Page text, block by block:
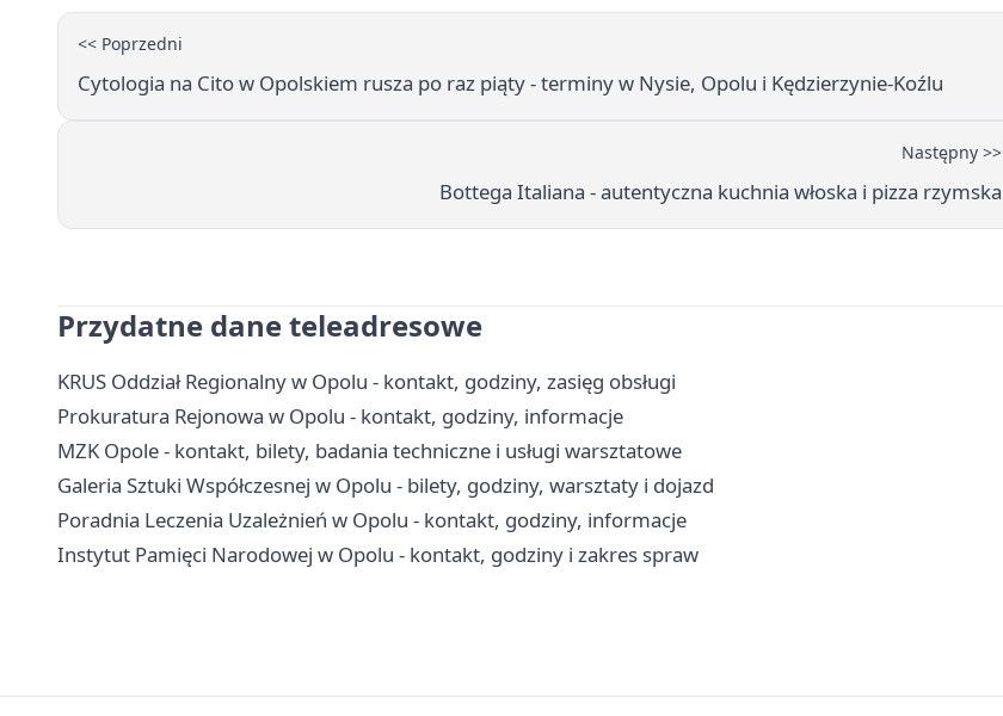
<< Poprzedni
Cytologia na Cito w Opolskiem rusza po raz piąty - terminy w Nysie, Opolu i Kędzierzynie-Koźlu
Następny >>
Bottega Italiana - autentyczna kuchnia włoska i pizza rzymska
Przydatne dane teleadresowe
KRUS Oddział Regionalny w Opolu - kontakt, godziny, zasięg obsługi
Prokuratura Rejonowa w Opolu - kontakt, godziny, informacje
MZK Opole - kontakt, bilety, badania techniczne i usługi warsztatowe
Galeria Sztuki Współczesnej w Opolu - bilety, godziny, warsztaty i dojazd
Poradnia Leczenia Uzależnień w Opolu - kontakt, godziny, informacje
Instytut Pamięci Narodowej w Opolu - kontakt, godziny i zakres spraw